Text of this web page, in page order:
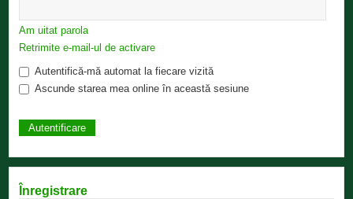
Am uitat parola
Retrimite e-mail-ul de activare
Autentifică-mă automat la fiecare vizită
Ascunde starea mea online în această sesiune
Înregistrare